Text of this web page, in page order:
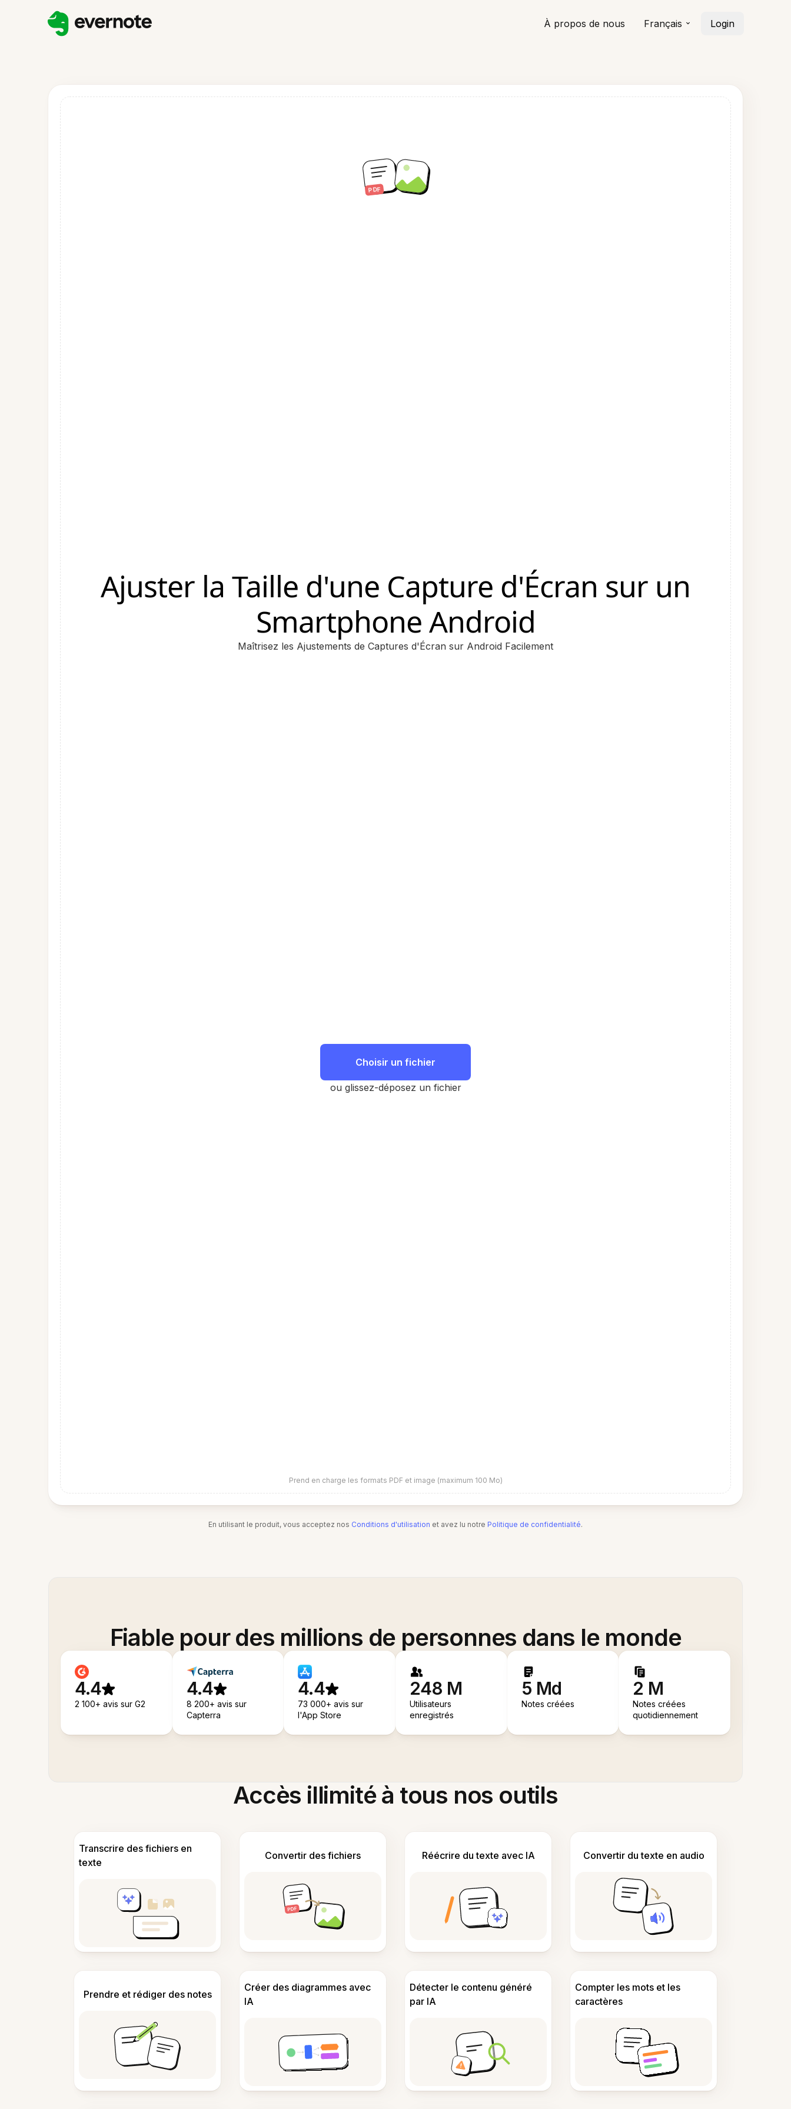
À propos de nous Français Login
Ajuster la Taille d'une Capture d'Écran sur un
Smartphone Android
Maîtrisez les Ajustements de Captures d'Écran sur Android Facilement
Choisir un fichier
ou glissez-déposez un fichier
Prend en charge les formats PDF et image (maximum 100 Mo)
En utilisant le produit, vous acceptez nos Conditions d'utilisation et avez lu notre Politique de confidentialité.
Fiable pour des millions de personnes dans le monde
4.4
2 100+ avis sur G2
4.4
8 200+ avis sur
Capterra
4.4
73 000+ avis sur
l'App Store
248 M
Utilisateurs
enregistrés
5 Md
Notes créées
2 M
Notes créées
quotidiennement
Accès illimité à tous nos outils
Transcrire des fichiers en
texte
Convertir des fichiers Réécrire du texte avec IA Convertir du texte en audio
Prendre et rédiger des notes
Créer des diagrammes avec
IA
Détecter le contenu généré
par IA
Compter les mots et les
caractères